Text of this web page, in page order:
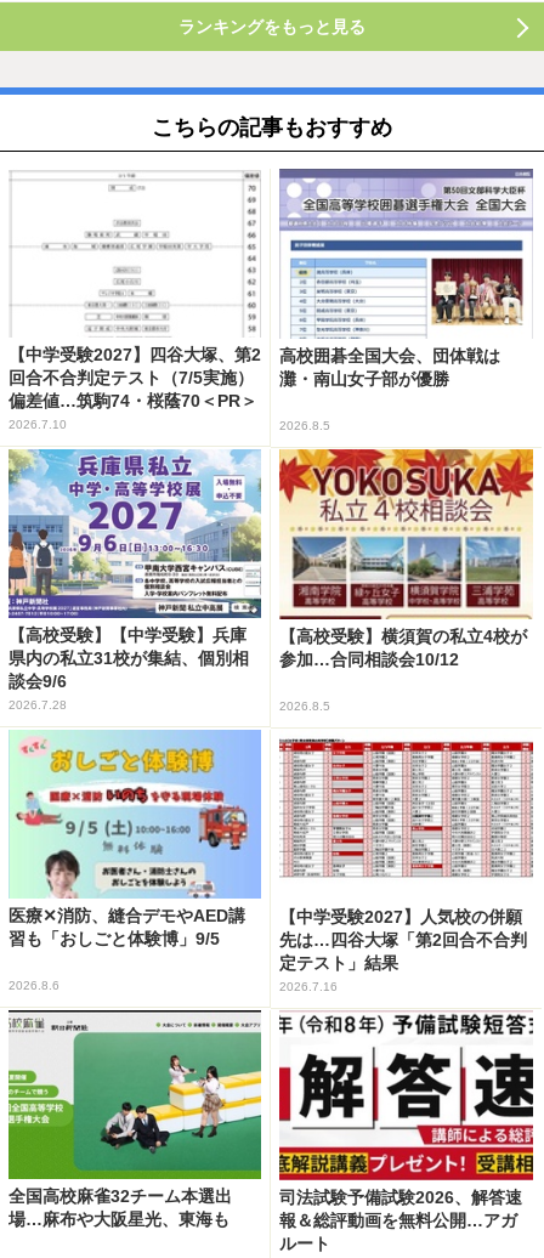
ランキングをもっと見る
こちらの記事もおすすめ
【中学受験2027】四谷大塚、第2
回合不合判定テスト（7/5実施）
偏差値…筑駒74・桜蔭70＜PR＞
2026.7.10
高校囲碁全国大会、団体戦は
灘・南山女子部が優勝
2026.8.5
【高校受験】【中学受験】兵庫
県内の私立31校が集結、個別相
談会9/6
2026.7.28
【高校受験】横須賀の私立4校が
参加…合同相談会10/12
2026.8.5
医療✕消防、縫合デモやAED講
習も「おしごと体験博」9/5
2026.8.6
【中学受験2027】人気校の併願
先は…四谷大塚「第2回合不合判
定テスト」結果
2026.7.16
全国高校麻雀32チーム本選出
場…麻布や大阪星光、東海も
司法試験予備試験2026、解答速
報＆総評動画を無料公開…アガ
ルート